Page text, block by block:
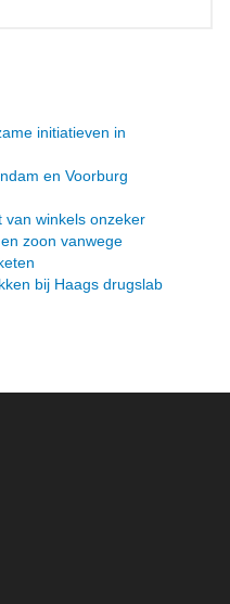
initiatieven in
en Voorburg
van winkels onzeker
zoon vanwege
bij Haags drugslab